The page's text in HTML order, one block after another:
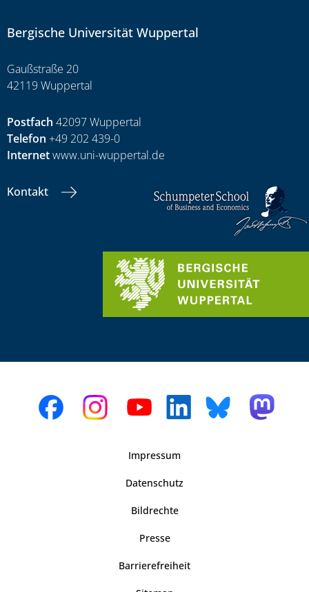
Bergische Universität Wuppertal
Gaußstraße 20
42119 Wuppertal
Postfach 42097 Wuppertal
Telefon +49 202 439-0
Internetwww.uni-wuppertal.de
Kontakt
Impressum
Datenschutz
Bildrechte
Presse
Barrierefreiheit